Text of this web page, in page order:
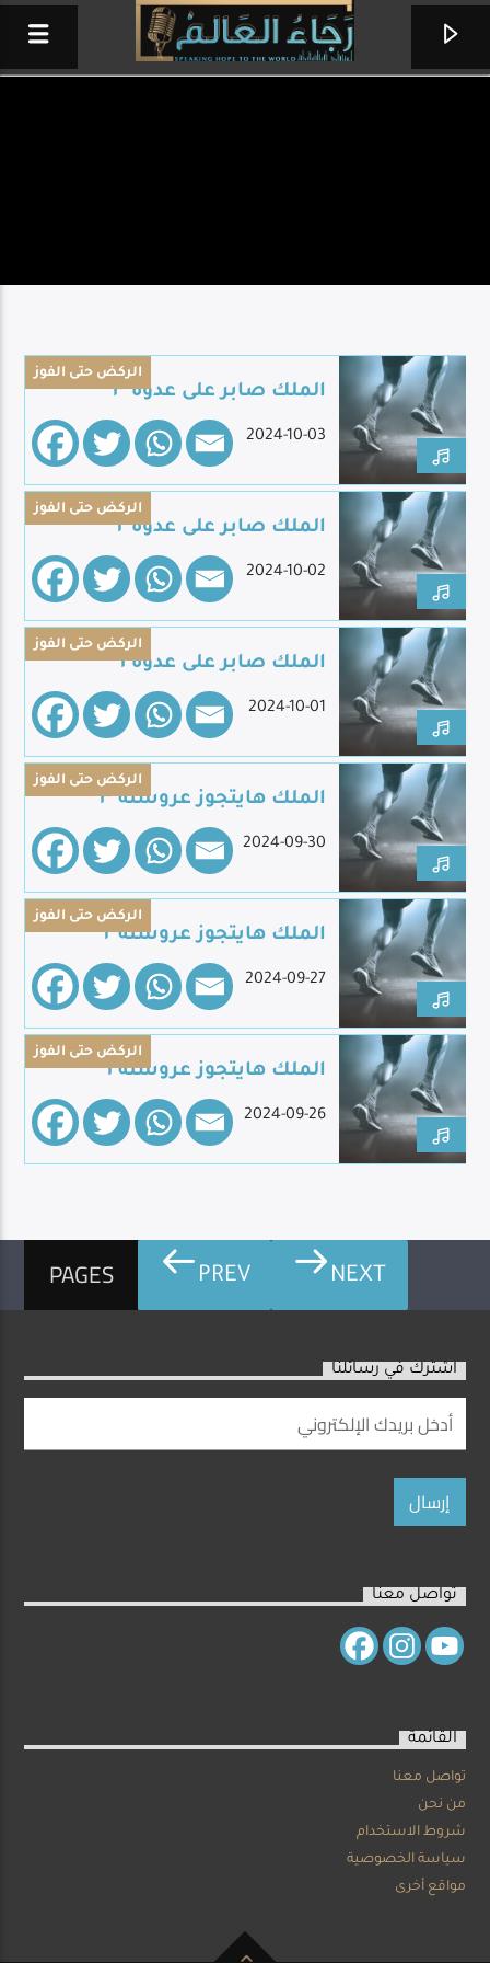
حب عجيب
صوت الهتاف
Live Broadcast
الركض حتى الفوز
الملك صابر على عدوه ٣
2024-10-03
الركض حتى الفوز
الملك صابر على عدوه ٢
2024-10-02
الركض حتى الفوز
الملك صابر على عدوه ١
2024-10-01
الركض حتى الفوز
الملك هايتجوز عروسته ٣
2024-09-30
الركض حتى الفوز
الملك هايتجوز عروسته ٢
2024-09-27
الركض حتى الفوز
الملك هايتجوز عروسته ١
2024-09-26
PAGES PREV NEXT
اشترك في رسائلنا
تواصل معنا
القائمة
تواصل معنا
من نحن
شروط الاستخدام
سياسة الخصوصية
مواقع أخرى